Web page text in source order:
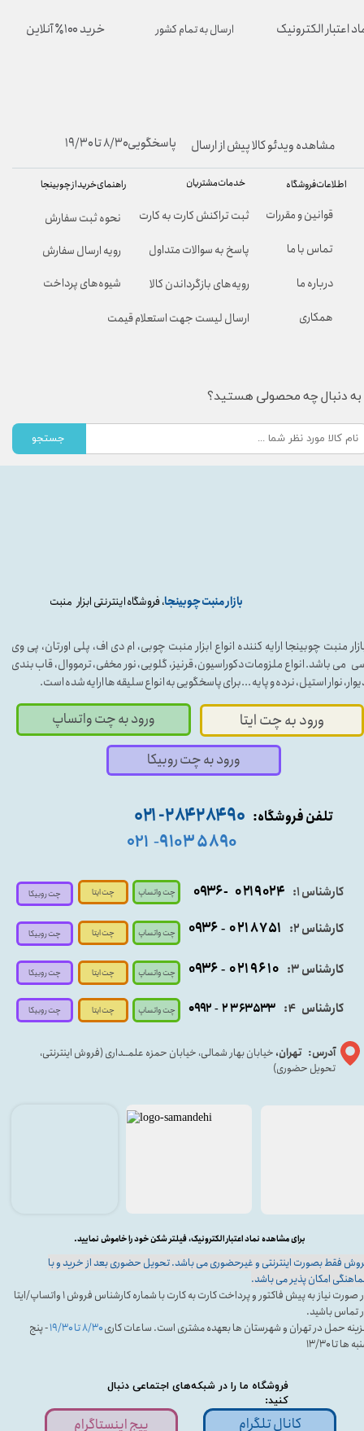
بازار منبت چوبینجا، فروشگاه اینترنتی ابزار منبت
فروشگاه ما را در شبکه‌های اجتماعی دنبال
کنید:
منبت چوبینجا ارایه کننده انواع ابزار منبت چوبی، ام دی اف، پلی اورتان، پی وی
می باشد. انواع ملزومات دکوراسیون، قرنیز، گلویی، نور مخفی، ترمووال، قاب بندی
نوار استیل، نرده و پایه ...برای پاسخگویی به انواع سلیقه ها ارایه شده است.
کارشناس ۱: ۰۲۱۹۰۲۴ - ۰۹۳۶
آدرس: تهران، خیابان بهار شمالی، خیابان حمزه علمــداری (فروش اینترنتی،
تحویل حضوری)
ورود به چت ایتا ورود به چت واتساپ
تلفن فروشگاه: ۹۰ ۲۸۴ ۲۸۴- ۰۲۱
۵۸۹۰ ۹۱۰۳ -۰۲۱
کارشناس ۳: ۰۲۱۹۶۱۰ -۰۹۳۶
فقط بصورت اینترنتی و غیرحضوری می باشد. تحویل حضوری بعد از خرید و با
امکان پذیر می باشد.
در صورت نیاز به پیش فاکتور و پرداخت کارت به کارت با شماره کارشناس فروش ۱ واتساپ/ایتا
تماس باشید.
حمل در تهران و شهرستان ها بعهده مشتری است. ساعات کاری۸/۳۰ تا ۱۹/۳۰
- پنج
ها تا ۱۳/۳۰
برای مشاهده نماد اعتبار الکترونیک، فیلتر شکن خود را خاموش نمایید.
پیج اینستاگرام کانال تلگرام
کارشناس ۲: ۰۲۱۸۷۵۱ - ۰۹۳۶
ورود به چت روبیکا
کارشناس 4
: ۲۳۶۳۵۳۳ - ۰۹۹۲
چت واتساپ
چت واتساپ
چت واتساپ
چت واتساپ
چت ایتا
چت ایتا
چت ایتا
چت ایتا
چت روبیکا
چت روبیکا
چت روبیکا
چت روبیکا
راهنمای خرید از چوبینجا
نحوه ثبت سفارش
رویه ارسال سفارش
شیوه‌های پرداخت
خدمات مشتریان
ثبت تراکنش کارت به کارت
پاسخ به سوالات متداول
رویه‌های بازگرداندن کالا
ارسال لیست جهت استعلام قیمت
اطلاعات فروشگاه
قوانین و مقررات
تماس با ما
درباره ما
همکاری
به دنبال چه محصولی هستید؟
جستجو
ارسال به تمام کشور
پاسخگویی۸/۳۰ تا ۱۹/۳۰
اعتبار الکترونیک خرید ۱۰۰٪ آنلاین
مشاهده ویدئو کالا پیش از ارسال